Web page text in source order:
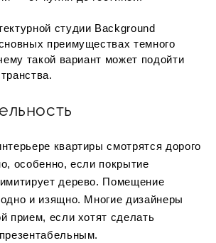
студии Background
преимуществах темного
такой вариант может подойти
квартиры смотрятся дорого
особенно, если покрытие
дерево. Помещение
и изящно. Многие дизайнеры
прием, если хотят сделать